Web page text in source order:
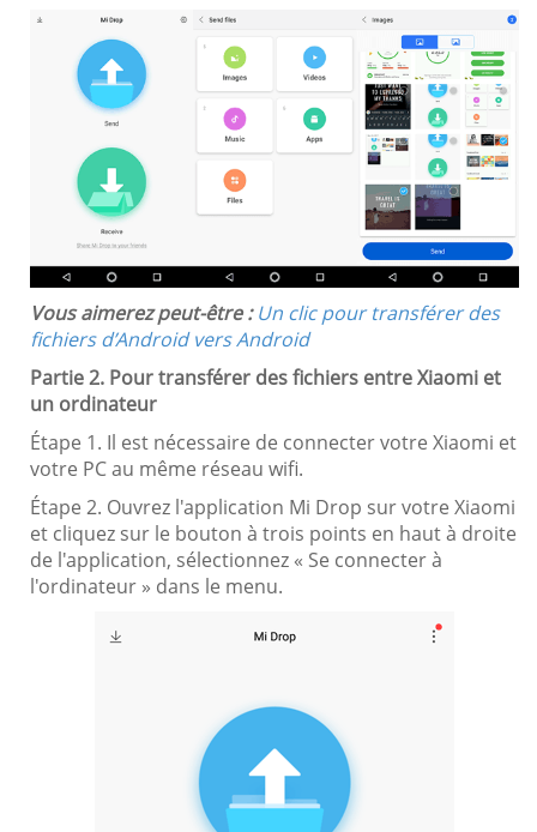
Vous aimerez peut-être : Un clic pour transférer des
fichiers d’Android vers Android
Partie 2. Pour transférer des fichiers entre Xiaomi et
un ordinateur
Étape 1. Il est nécessaire de connecter votre Xiaomi et
votre PC au même réseau wifi.
Étape 2. Ouvrez l'application Mi Drop sur votre Xiaomi
et cliquez sur le bouton à trois points en haut à droite
de l'application, sélectionnez « Se connecter à
l'ordinateur » dans le menu.